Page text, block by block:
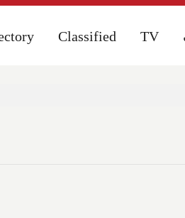
Classified TV
Classified TV